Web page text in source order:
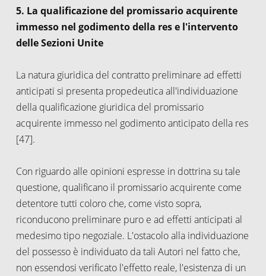
5. La qualificazione del promissario acquirente
immesso nel godimento della res e l'intervento
delle Sezioni Unite
La natura giuridica del contratto preliminare ad effetti
anticipati si presenta propedeutica all'individuazione
della qualificazione giuridica del promissario
acquirente immesso nel godimento anticipato della res
[47].
Con riguardo alle opinioni espresse in dottrina su tale
questione, qualificano il promissario acquirente come
detentore tutti coloro che, come visto sopra,
riconducono preliminare puro e ad effetti anticipati al
medesimo tipo negoziale. L'ostacolo alla individuazione
del possesso è individuato da tali Autori nel fatto che,
non essendosi verificato l'effetto reale, l'esistenza di un